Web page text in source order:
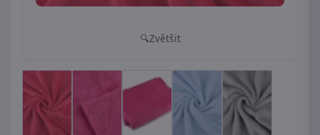
Zvětšit